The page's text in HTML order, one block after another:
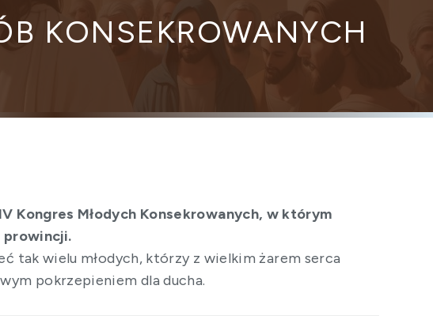
KONSEKROWANYCH
Kongres Młodych Konsekrowanych, w którym
prowincji.
tak wielu młodych, którzy z wielkim żarem serca
pokrzepieniem dla ducha.